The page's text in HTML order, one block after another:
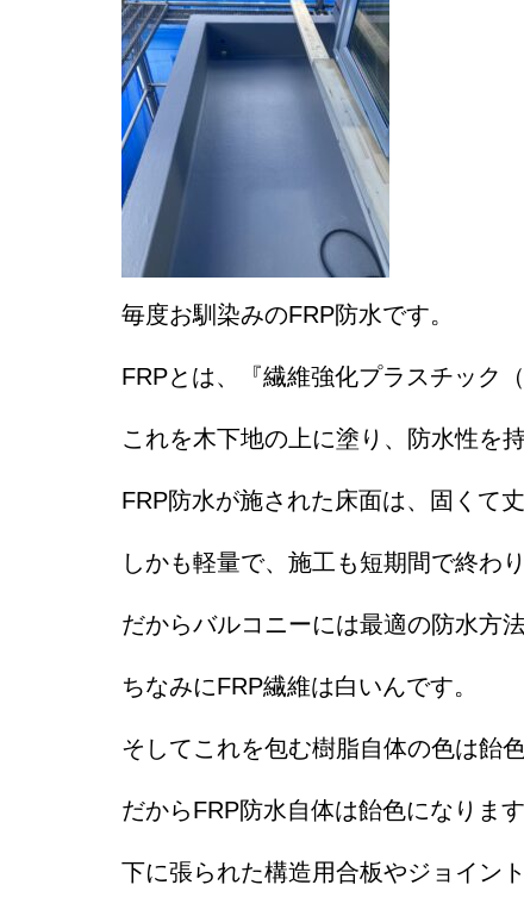
毎度お馴染みのFRP防水です。
FRPとは、『繊維強化プラスチック（
これを木下地の上に塗り、防水性を
FRP防水が施された床面は、固くて
しかも軽量で、施工も短期間で終わり
だからバルコニーには最適の防水方
ちなみにFRP繊維は白いんです。
そしてこれを包む樹脂自体の色は飴色
だからFRP防水自体は飴色になります
下に張られた構造用合板やジョイン